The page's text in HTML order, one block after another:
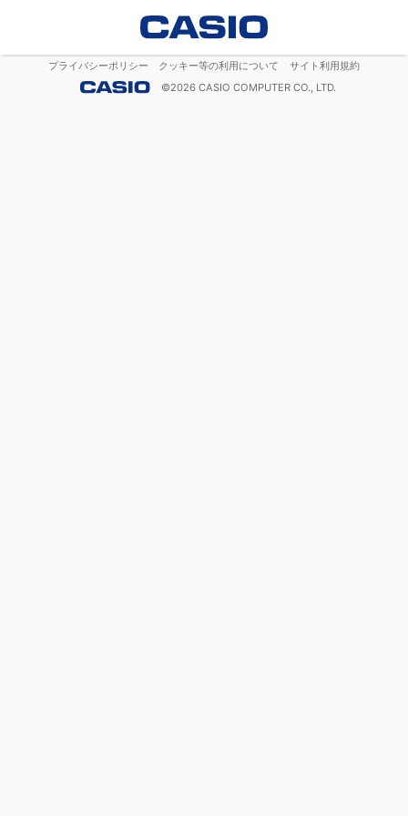
プライバシーポリシー クッキー等の利用について
サイト利用規約
©2026 CASIO COMPUTER CO., LTD.